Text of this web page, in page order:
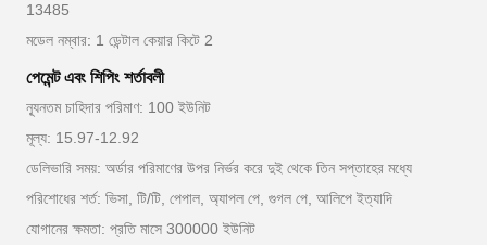
13485
মডেল নম্বার: 1 ডেন্টাল কেয়ার কিটে 2
পেমেন্ট এবং শিপিং শর্তাবলী
ন্যূনতম চাহিদার পরিমাণ: 100 ইউনিট
মূল্য: 15.97-12.92
ডেলিভারি সময়: অর্ডার পরিমাণের উপর নির্ভর করে দুই থেকে তিন সপ্তাহের মধ্যে
পরিশোধের শর্ত: ভিসা, টি/টি, পেপাল, অ্যাপল পে, গুগল পে, আলিপে ইত্যাদি
যোগানের ক্ষমতা: প্রতি মাসে 300000 ইউনিট